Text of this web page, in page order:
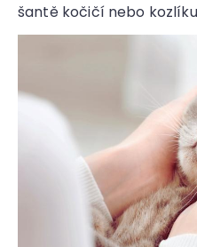
šantě kočičí nebo